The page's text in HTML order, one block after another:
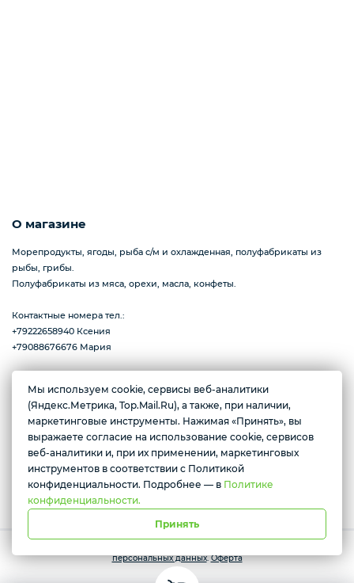
Деликатесы
Утки
Сухофрукты
Сладости
О магазине
Морепродукты, ягоды, рыба с/м и охлажденная, полуфабрикаты из
рыбы, грибы.
Полуфабрикаты из мяса, орехи, масла, конфеты.
Контактные номера тел.:
+79222658940 Ксения
+79088676676 Мария
г. Тюмень, ул. Ю.Р.-Г. Эрвье, д.12к1
Ежедневно с 10:00 до 20:00
Условия доставки
персональных данных.Оферта
Мы используем cookie, сервисы веб-аналитики
(Яндекс.Метрика, Top.Mail.Ru), а также, при наличии,
маркетинговые инструменты. Нажимая «Принять», вы
выражаете согласие на использование cookie, сервисов
веб-аналитики и, при их применении, маркетинговых
инструментов в соответствии с Политикой
конфиденциальности. Подробнее — в Политике
конфиденциальности.
Принять
Желаете подозвать сотрудника
Да